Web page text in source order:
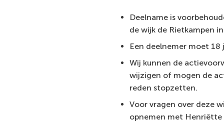
Deelname is
de wijk de Rietkampen
Een deelnemer moet
Wij kunnen de
wijzigen of mogen de
reden stopzetten.
Voor vragen over deze
opnemen met